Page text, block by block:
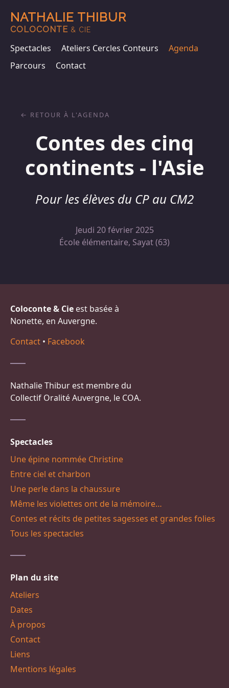
NATHALIE THIBUR
COLOCONTE & CIE
Spectacles Ateliers Cercles Conteurs
Agenda
Parcours
Contact
Contes des cinq
continents - l'Asie
Pour les élèves du CP au CM2
Jeudi 20 février 2025
École élémentaire, Sayat (63)
RETOUR À L'AGENDA
Coloconte & Cie est basée à
Nonette, en Auvergne.
Contact • Facebook
Nathalie Thibur est membre du
Collectif Oralité Auvergne, le COA.
Spectacles
Une épine nommée Christine
Entre ciel et charbon
Une perle dans la chaussure
Même les violettes ont de la mémoire…
Contes et récits de petites sagesses et grandes folies
Tous les spectacles
Plan du site
Ateliers
Dates
À propos
Contact
Liens
Mentions légales